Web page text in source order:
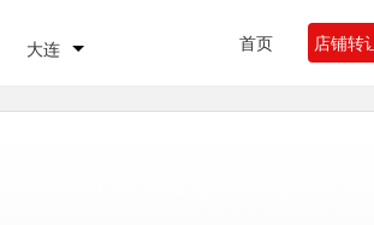
大连 首页 店铺转